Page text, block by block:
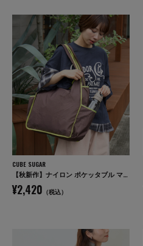
CUBE SUGAR
【秋新作】ナイロン ポケッタブル マルシェ バッグ
¥2,420 （税込）